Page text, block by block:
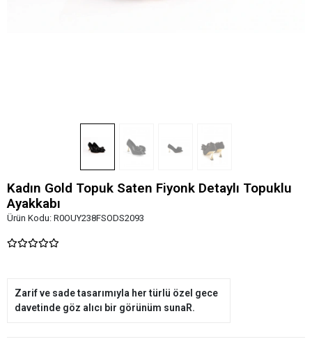
Kadın Gold Topuk Saten Fiyonk Detaylı Topuklu
Ayakkabı
Ürün Kodu: R0OUY238FSODS2093
Zarif ve sade tasarımıyla her türlü özel gece
davetinde göz alıcı bir görünüm sunaR.